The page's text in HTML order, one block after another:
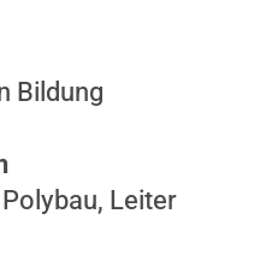
Bildung
Leiter